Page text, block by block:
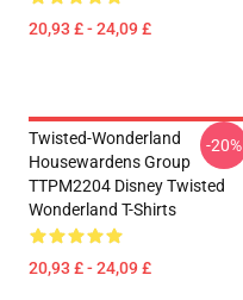
20,93 £ - 24,09 £
Twisted-Wonderland
Housewardens Group
TTPM2204 Disney Twisted
Wonderland T-Shirts
20,93 £ - 24,09 £
-20%